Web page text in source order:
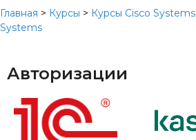
Главная > Курсы > Курсы Cisco Systems
Systems
Авторизации